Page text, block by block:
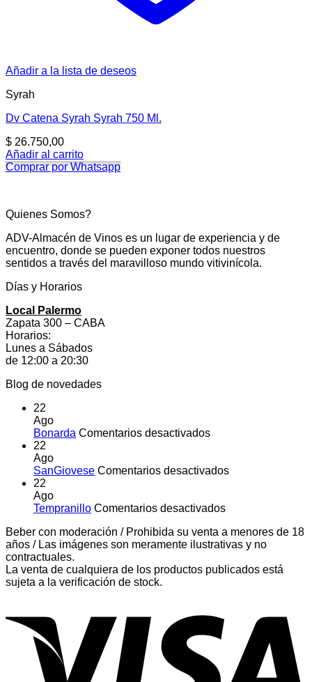
Añadir a la lista de deseos
Syrah
Dv Catena Syrah Syrah 750 Ml.
$ 26.750,00
Añadir al carrito
Comprar por Whatsapp
Quienes Somos?
ADV-Almacén de Vinos es un lugar de experiencia y de
encuentro, donde se pueden exponer todos nuestros
sentidos a través del maravilloso mundo vitivinícola.
Días y Horarios
Local Palermo
Zapata 300 – CABA
Horarios:
Lunes a Sábados
de 12:00 a 20:30
Blog de novedades
22
Ago
Bonarda Comentarios desactivadosen
22
Ago
SanGiovese Comentarios desactivadosen
22
Ago
Tempranillo Comentarios desactivadosen
Beber con moderación / Prohibida su venta a menores de 18
años / Las imágenes son meramente ilustrativas y no
contractuales.
La venta de cualquiera de los productos publicados está
sujeta a la verificación de stock.